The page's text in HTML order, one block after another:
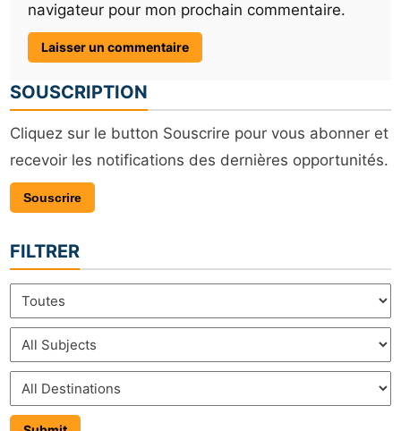
navigateur pour mon prochain commentaire.
SOUSCRIPTION
Cliquez sur le button Souscrire pour vous abonner et
recevoir les notifications des dernières opportunités.
Souscrire
FILTRER